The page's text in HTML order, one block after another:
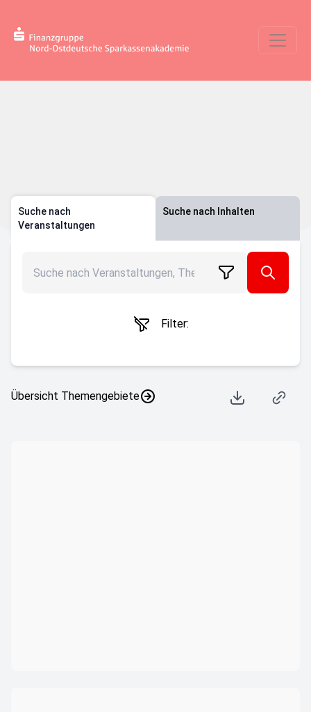
Suche nach
Veranstaltungen
Suche nach Inhalten
Filter:
Übersicht Themengebiete